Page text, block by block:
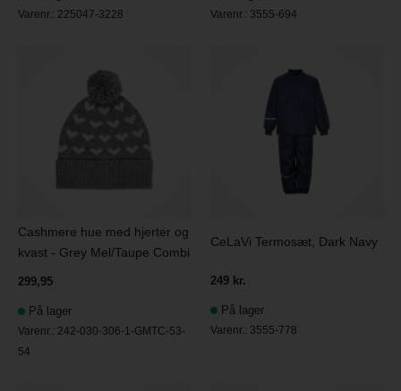
Varenr.: 225047-3228 Varenr.: 3555-694
Cashmere hue med hjerter og
kvast - Grey Mel/Taupe Combi
299,95
På lager
Varenr.: 242-030-306-1-GMTC-53-
54
CeLaVi Termosæt, Dark Navy
249 kr.
På lager
Varenr.: 3555-778